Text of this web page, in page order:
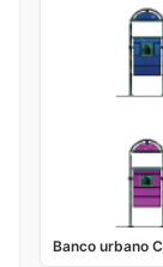
Banco urbano